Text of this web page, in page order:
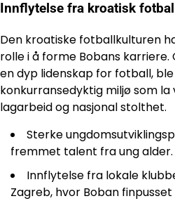
Innflytelse fra kroatisk
Den kroatiske fotballkulturen
rolle i å forme Bobans
en dyp lidenskap for fotball,
konkurransedyktig miljø som
lagarbeid og nasjonal stolthet.
Sterke
fremmet talent fra ung alder.
Innflytelse fra lokale
Zagreb, hvor Boban